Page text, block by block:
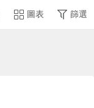
圖表 篩選